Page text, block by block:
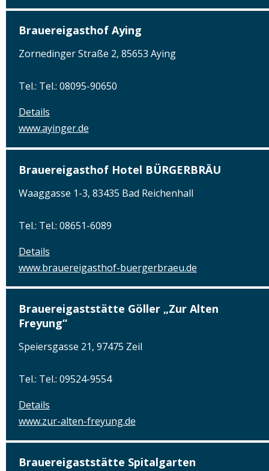
Brauereigasthof Aying
Zornedinger Straße 2, 85653 Aying
Tel.: Tel.: 08095-90650
Details
www.ayinger.de
Brauereigasthof Hotel BÜRGERBRÄU
Waaggasse 1-3, 83435 Bad Reichenhall
Tel.: Tel.: 08651-6089
Details
www.brauereigasthof-buergerbraeu.de
Brauereigaststätte Göller „Zur Alten
Freyung“
Speiersgasse 21, 97475 Zeil
Tel.: Tel.: 09524-9554
Details
www.zur-alten-freyung.de
Brauereigaststätte Spitalgarten